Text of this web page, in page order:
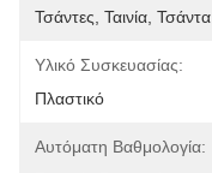
Τσάντες, Ταινία, Τσάντα
Υλικό Συσκευασίας:
Πλαστικό
Αυτόματη Βαθμολογία: